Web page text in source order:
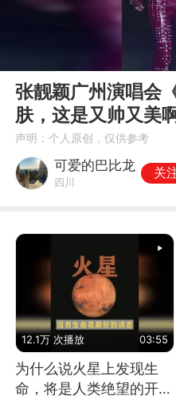
张靓颖广州演唱会
肤，这是又帅又美
声明：个人原创，仅供参考
可爱的巴比龙
四川
关
12.1万 次播放 03:55
为什么说火星上发现生
命，将是人类绝望的开